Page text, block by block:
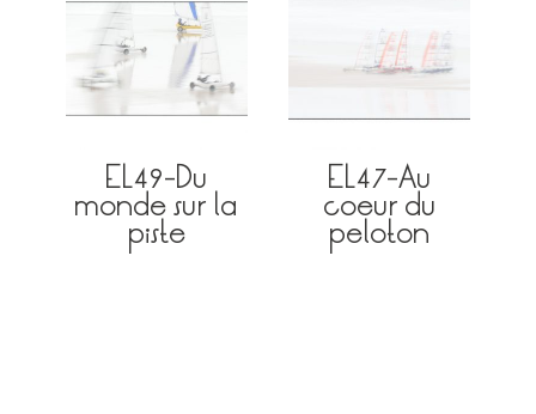
EL49-Du
monde sur la
piste
EL47-Au
coeur du
peloton